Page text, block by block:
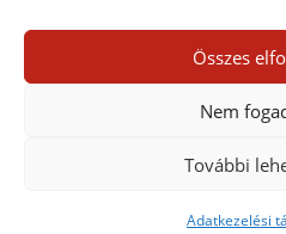
Összes
Nem
További
Adatkezelési
0 hozzászólás
Egy hozzászólás
Hozzászólás küldéséhezbe kell